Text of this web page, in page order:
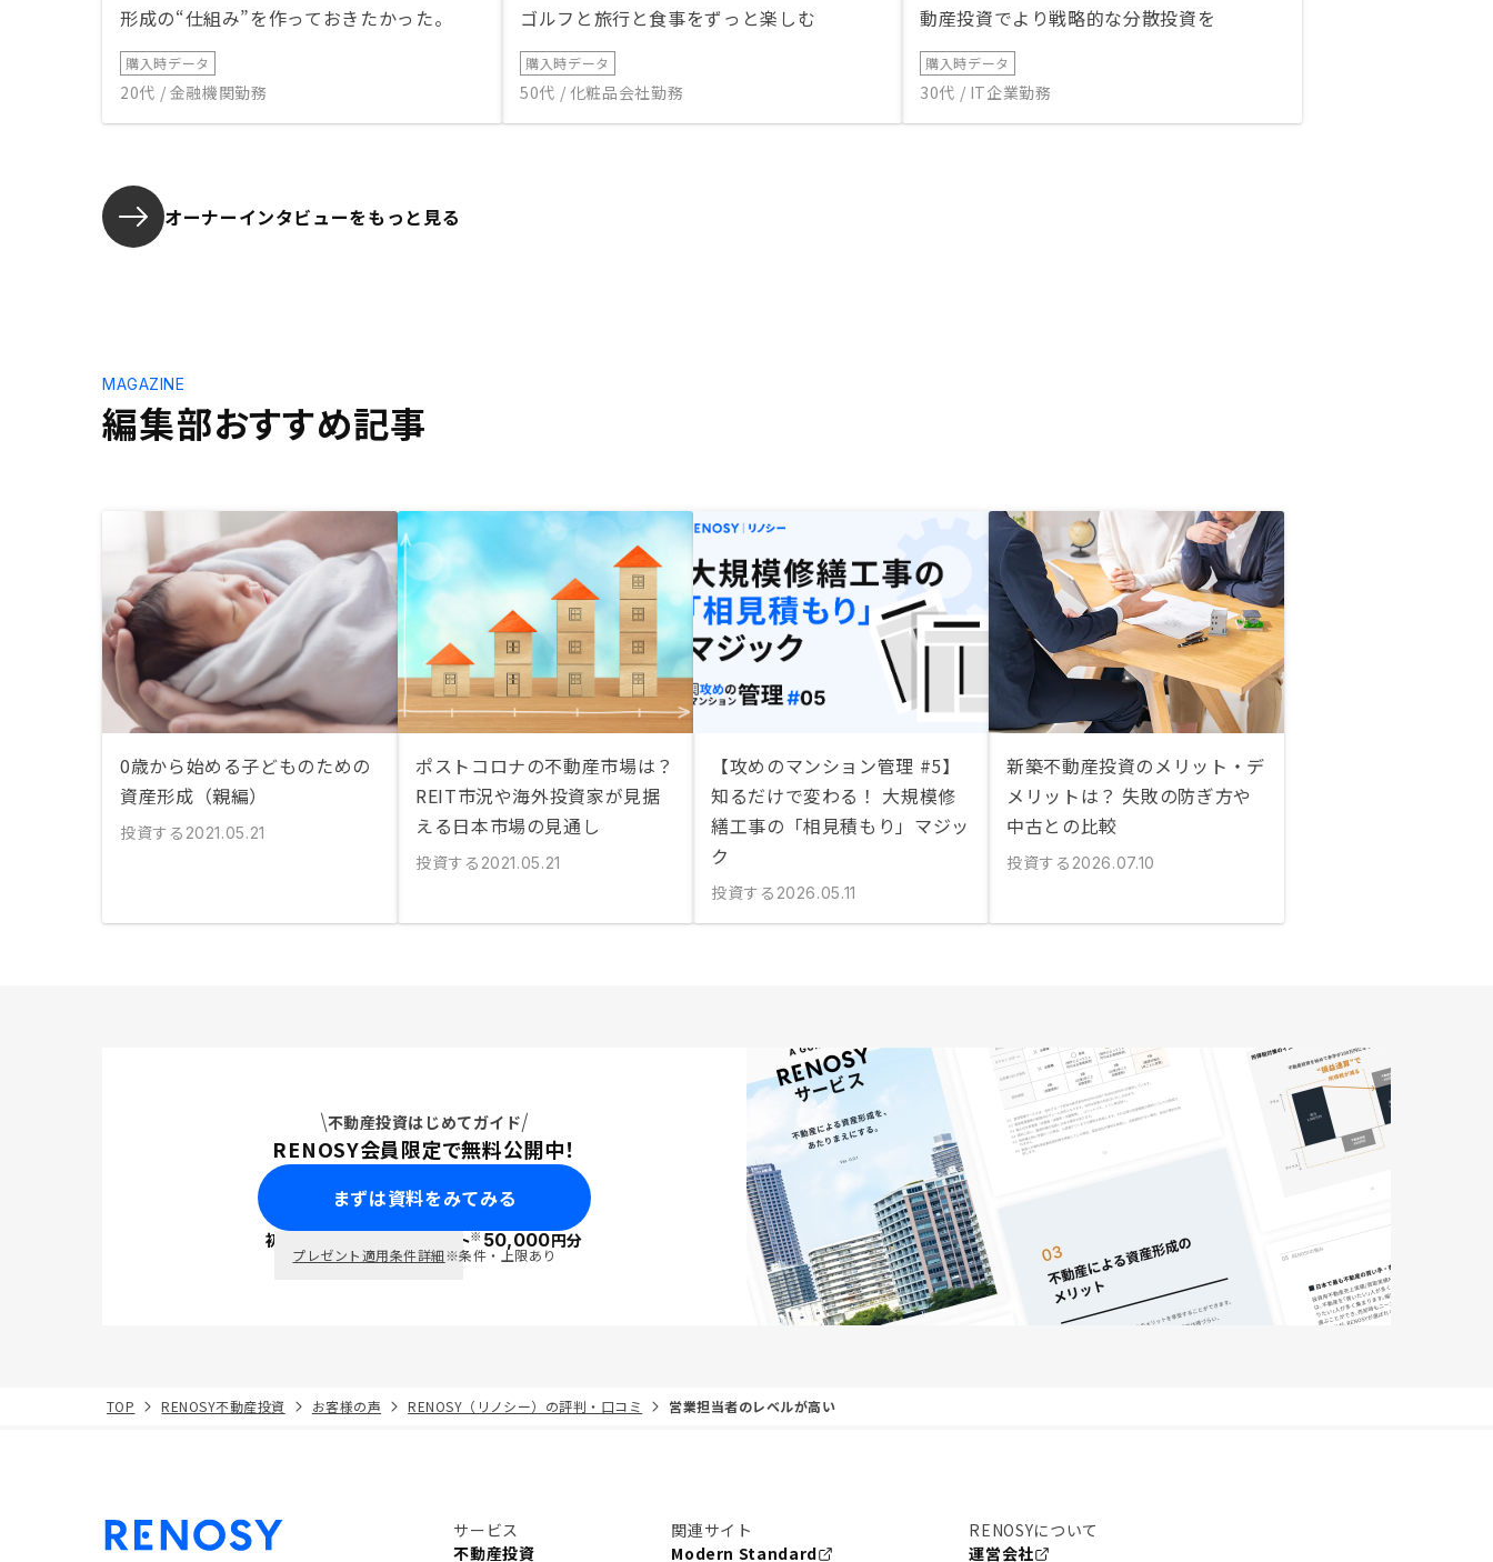
形成の“仕組み”を作っておきたかった。
購入時データ
20代 / 金融機関勤務
ゴルフと旅行と食事をずっと楽しむ
購入時データ
50代 / 化粧品会社勤務
動産投資でより戦略的な分散投資を
購入時データ
30代 / IT企業勤務
オーナーインタビューをもっと見る
編集部おすすめ記事
MAGAZINE
0歳から始める子どものための
資産形成（親編）
投資する 2021.05.21
ポストコロナの不動産市場は？
REIT市況や海外投資家が見据
える日本市場の見通し
投資する 2021.05.21
【攻めのマンション管理 #5】
知るだけで変わる！ 大規模修
繕工事の「相見積もり」マジッ
ク
投資する 2026.05.11
新築不動産投資のメリット・デ
メリットは？ 失敗の防ぎ方や
中古との比較
投資する 2026.07.10
不動産投資はじめてガイド
RENOSY会員限定で無料公開中！
まずは資料をみてみる
初回面談で ポイント※50,000円分
プレゼント適用条件詳細※条件・上限あり
TOP RENOSY不動産投資 お客様の声 RENOSY（リノシー）の評判・口コミ 営業担当者のレベルが高い
サービス
不動産投資
関連サイト
Modern Standard
RENOSYについて
運営会社